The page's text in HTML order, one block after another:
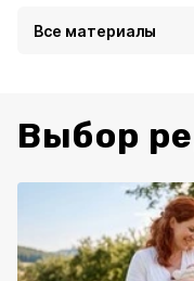
Все материалы
Выбор